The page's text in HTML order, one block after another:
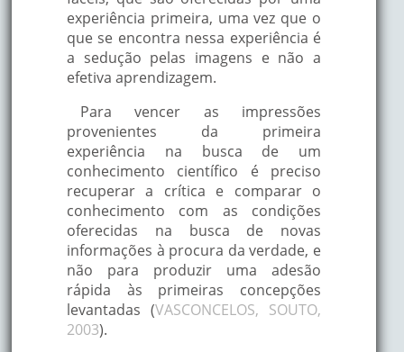
experiência primeira, uma vez que o
que se encontra nessa experiência é
a sedução pelas imagens e não a
efetiva aprendizagem.
Para vencer as impressões
provenientes da primeira
experiência na busca de um
conhecimento científico é preciso
recuperar a crítica e comparar o
conhecimento com as condições
oferecidas na busca de novas
informações à procura da verdade, e
não para produzir uma adesão
rápida às primeiras concepções
levantadas (VASCONCELOS, SOUTO,
2003).